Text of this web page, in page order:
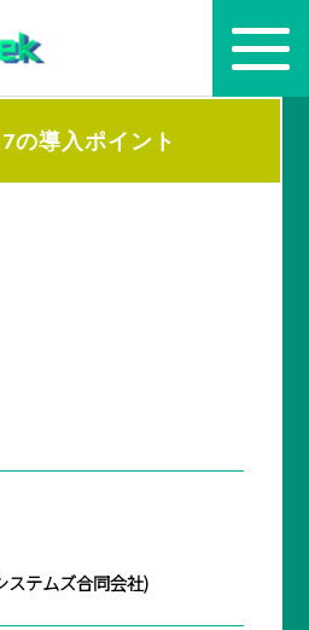
の導入ポイント
ステムズ合同会社)